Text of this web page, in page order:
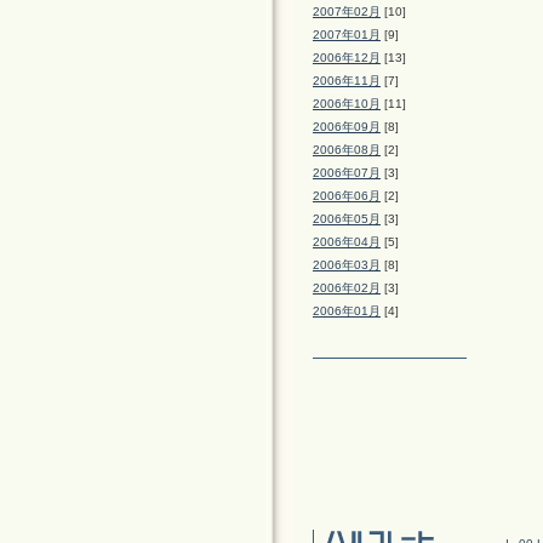
2007年02月 [10]
2007年01月 [9]
2006年12月 [13]
2006年11月 [7]
2006年10月 [11]
2006年09月 [8]
2006年08月 [2]
2006年07月 [3]
2006年06月 [2]
2006年05月 [3]
2006年04月 [5]
2006年03月 [8]
2006年02月 [3]
2006年01月 [4]